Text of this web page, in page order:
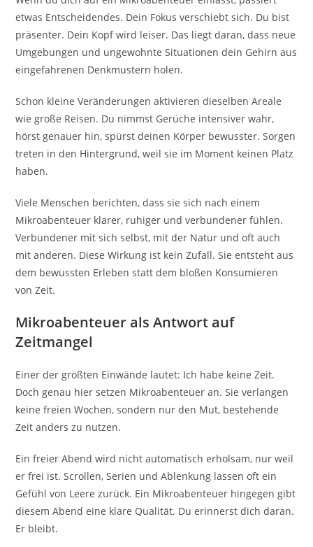
etwas Entscheidendes. Dein Fokus verschiebt sich. Du bist
präsenter. Dein Kopf wird leiser. Das liegt daran, dass neue
Umgebungen und ungewohnte Situationen dein Gehirn aus
eingefahrenen Denkmustern holen.
Schon kleine Veränderungen aktivieren dieselben Areale
wie große Reisen. Du nimmst Gerüche intensiver wahr,
hörst genauer hin, spürst deinen Körper bewusster. Sorgen
treten in den Hintergrund, weil sie im Moment keinen Platz
haben.
Viele Menschen berichten, dass sie sich nach einem
Mikroabenteuer klarer, ruhiger und verbundener fühlen.
Verbundener mit sich selbst, mit der Natur und oft auch
mit anderen. Diese Wirkung ist kein Zufall. Sie entsteht aus
dem bewussten Erleben statt dem bloßen Konsumieren
von Zeit.
Mikroabenteuer als Antwort auf
Zeitmangel
Einer der größten Einwände lautet: Ich habe keine Zeit.
Doch genau hier setzen Mikroabenteuer an. Sie verlangen
keine freien Wochen, sondern nur den Mut, bestehende
Zeit anders zu nutzen.
Ein freier Abend wird nicht automatisch erholsam, nur weil
er frei ist. Scrollen, Serien und Ablenkung lassen oft ein
Gefühl von Leere zurück. Ein Mikroabenteuer hingegen gibt
diesem Abend eine klare Qualität. Du erinnerst dich daran.
Er bleibt.